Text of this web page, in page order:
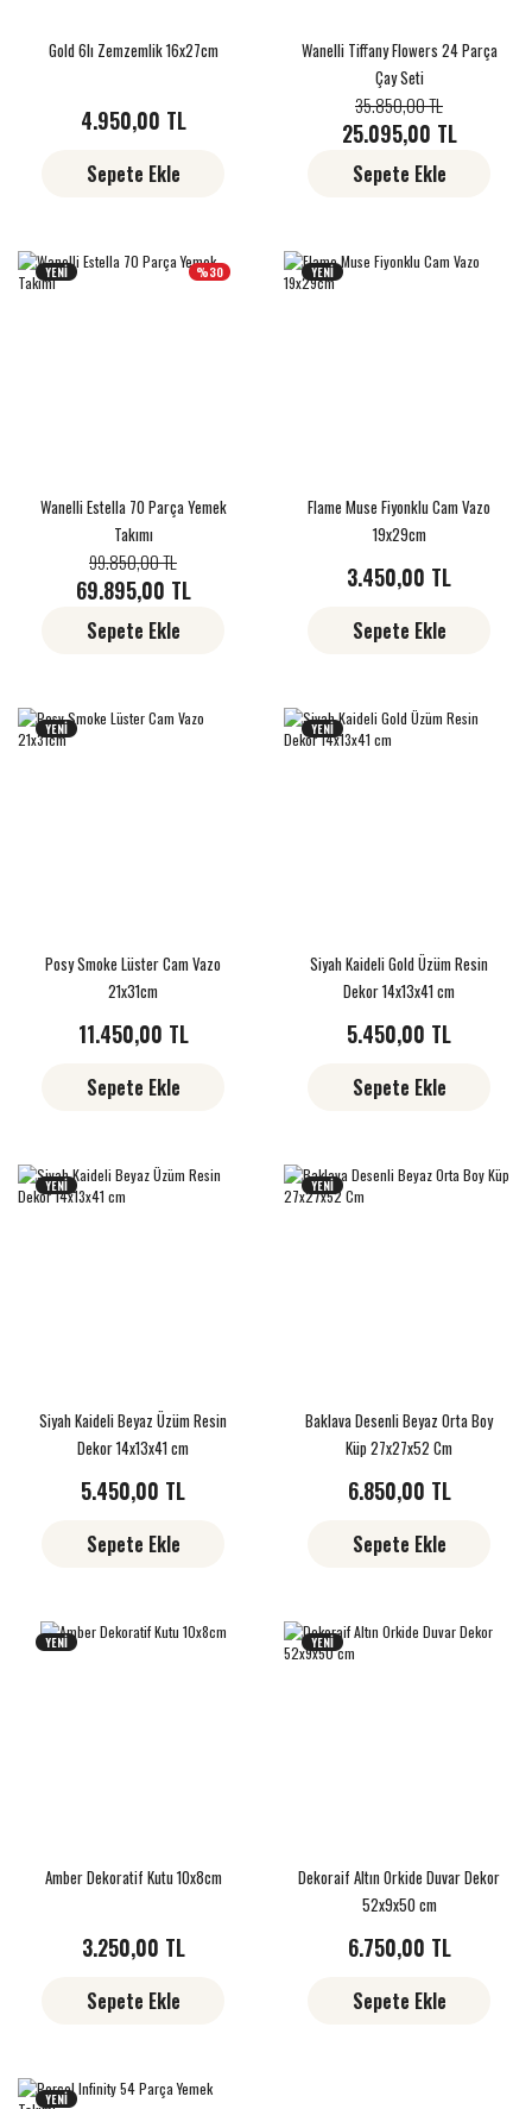
Gold 6lı Zemzemlik 16x27cm
4.950,00 TL
Sepete Ekle
Wanelli Tiffany Flowers 24 Parça
Çay Seti
25.095,00 TL
35.850,00 TL
Sepete Ekle
%30
YENİ
Wanelli Estella 70 Parça Yemek
Takımı
69.895,00 TL
99.850,00 TL
Sepete Ekle
YENİ
Flame Muse Fiyonklu Cam Vazo
19x29cm
3.450,00 TL
Sepete Ekle
YENİ
Posy Smoke Lüster Cam Vazo
21x31cm
11.450,00 TL
Sepete Ekle
YENİ
Siyah Kaideli Gold Üzüm Resin
Dekor 14x13x41 cm
5.450,00 TL
Sepete Ekle
YENİ
Siyah Kaideli Beyaz Üzüm Resin
Dekor 14x13x41 cm
5.450,00 TL
Sepete Ekle
YENİ
Baklava Desenli Beyaz Orta Boy
Küp 27x27x52 Cm
6.850,00 TL
Sepete Ekle
YENİ
Amber Dekoratif Kutu 10x8cm
3.250,00 TL
Sepete Ekle
YENİ
Dekoraif Altın Orkide Duvar Dekor
52x9x50 cm
6.750,00 TL
Sepete Ekle
YENİ